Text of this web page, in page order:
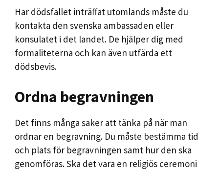
Har dödsfallet inträffat utomlands måste du
kontakta den svenska ambassaden eller
konsulatet i det landet. De hjälper dig med
formaliteterna och kan även utfärda ett
dödsbevis.
Ordna begravningen
Det finns många saker att tänka på när man
ordnar en begravning. Du måste bestämma tid
och plats för begravningen samt hur den ska
genomföras. Ska det vara en religiös ceremoni